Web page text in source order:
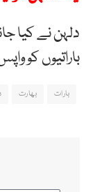
دلہن نے کیا
باراتیوں کو
بارات بھارت